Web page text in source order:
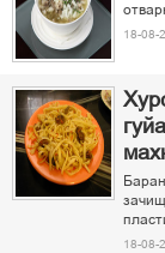
18-08-
18-08-